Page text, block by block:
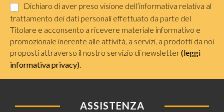
Dichiaro di aver preso visione dell’informativa relativa al
trattamento dei dati personali effettuato da parte del
Titolare e acconsento a ricevere materiale informativo e
promozionale inerente alle attività, a servizi, a prodotti da noi
proposti attraverso il nostro servizio di newsletter(leggi
informativa privacy)
ASSISTENZA